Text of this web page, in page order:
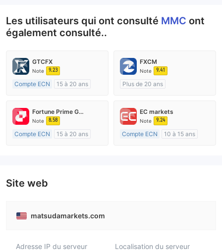
Les utilisateurs qui ont consulté MMC ont
également consulté..
GTCFX
Note 9.23
Compte ECN
15 à 20 ans
Market Making (MM)
Etiquette principale MT4
FXCM
Note 9.41
Plus de 20 ans
Market Making (MM)
Etiquette principale MT4
Fortune Prime Global
Note 8.58
Compte ECN
15 à 20 ans
EC markets
Note 9.24
Compte ECN
10 à 15 ans
Site web
matsudamarkets.com
Adresse IP du serveur
Localisation du serveur